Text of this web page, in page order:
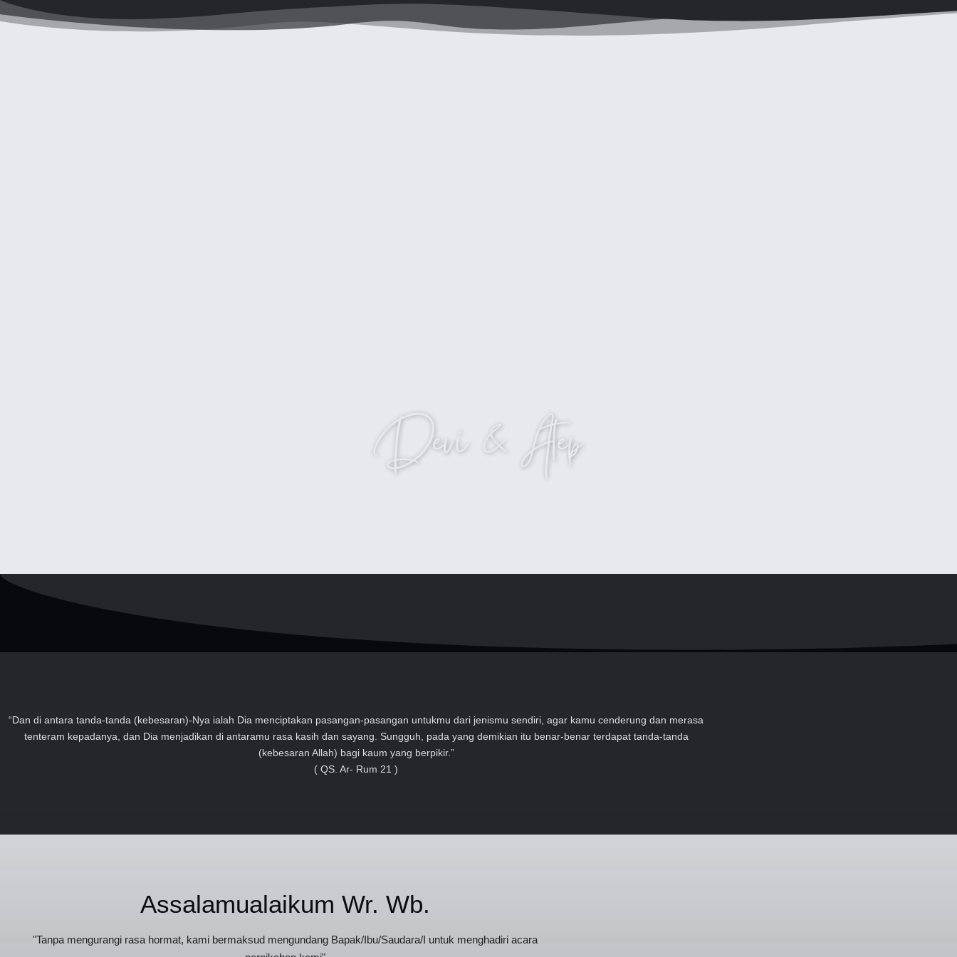
Devi & Atep
“Dan di antara tanda-tanda (kebesaran)-Nya ialah Dia menciptakan pasangan-pasangan untukmu dari jenismu sendiri, agar kamu cenderung dan merasa
tenteram kepadanya, dan Dia menjadikan di antaramu rasa kasih dan sayang. Sungguh, pada yang demikian itu benar-benar terdapat tanda-tanda
(kebesaran Allah) bagi kaum yang berpikir.”
( QS. Ar- Rum 21 )
Assalamualaikum Wr. Wb.
"Tanpa mengurangi rasa hormat, kami bermaksud mengundang Bapak/Ibu/Saudara/I untuk menghadiri acara